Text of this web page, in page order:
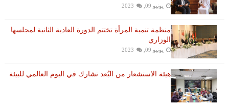
يونيو 09, 2023
منظمة تنمية المرأة تختتم الدورة العادية الثانية لمجلسها
الوزاري
يونيو 09, 2023
هيئة الاستشعار من البُعد تشارك في اليوم العالمي للبيئة